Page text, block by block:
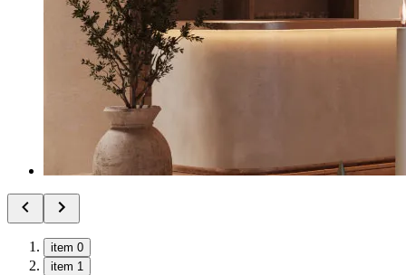
item 0
item 1